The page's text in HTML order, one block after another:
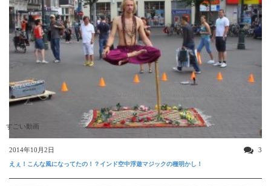
すごい動画
2014年10月2日 3
えぇ！こんな風になってたの！？インド空中浮遊マジックの種明かし！